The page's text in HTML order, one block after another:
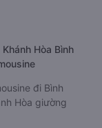
Hòa Bình
đi Bình
Hòa giường